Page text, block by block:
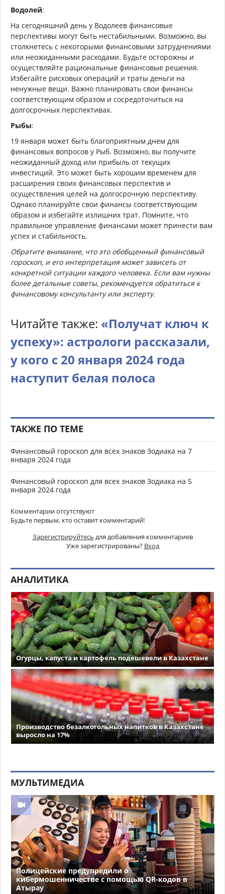
Водолей:
На сегодняшний день у Водолеев финансовые
перспективы могут быть нестабильными. Возможно, вы
столкнетесь с некоторыми финансовыми затруднениями
или неожиданными расходами. Будьте осторожны и
осуществляйте рациональные финансовые решения.
Избегайте рисковых операций и траты деньги на
ненужные вещи. Важно планировать свои финансы
соответствующим образом и сосредоточиться на
долгосрочных перспективах.
Рыбы:
19 января может быть благоприятным днем для
финансовых вопросов у Рыб. Возможно, вы получите
неожиданный доход или прибыль от текущих
инвестиций. Это может быть хорошим временем для
расширения своих финансовых перспектив и
осуществления целей на долгосрочную перспективу.
Однако планируйте свои финансы соответствующим
образом и избегайте излишних трат. Помните, что
правильное управление финансами может принести вам
успех и стабильность.
Обратите внимание, что это обобщенный финансовый
гороскоп, и его интерпретация может зависеть от
конкретной ситуации каждого человека. Если вам нужны
более детальные советы, рекомендуется обратиться к
финансовому консультанту или эксперту.
Читайте также: «Получат ключ к
успеху»: астрологи рассказали,
у кого с 20 января 2024 года
наступит белая полоса
ТАКЖЕ ПО ТЕМЕ
Финансовый гороскоп для всех знаков Зодиака на 7
января 2024 года
Финансовый гороскоп для всех знаков Зодиака на 5
января 2024 года
Комментарии отсутствуют
Будьте первым, кто оставит комментарий!
Зарегистрируйтесь для добавления комментариев
Уже зарегистрированы? Вход
АНАЛИТИКА
Огурцы, капуста и картофель подешевели в Казахстане
Производство безалкогольных напитков в Казахстане
выросло на 17%
МУЛЬТИМЕДИА
Полицейские предупредили о
кибермошенничестве с помощью QR-кодов в
Атырау